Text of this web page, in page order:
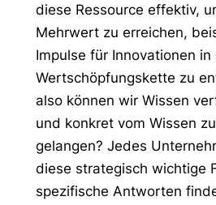
diese Ressource effektiv,
Mehrwert zu erreichen,
Impulse für Innovationen in
Wertschöpfungskette zu
also können wir Wissen
und konkret vom Wissen
gelangen? Jedes
diese strategisch wichtige
spezifische Antworten